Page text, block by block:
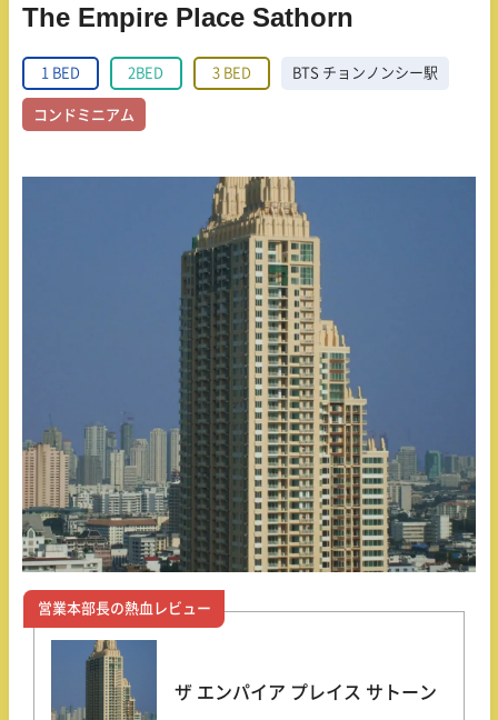
The Empire Place Sathorn
1 BED 2BED 3 BED BTS チョンノンシー駅
コンドミニアム
営業本部長の熱血レビュー
ザ エンパイア プレイス サトーン